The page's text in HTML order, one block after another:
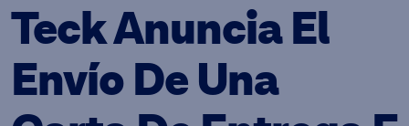
Teck Anuncia El
Envío De Una